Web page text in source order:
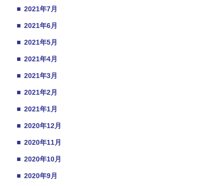
■ 2021年7月
■ 2021年6月
■ 2021年5月
■ 2021年4月
■ 2021年3月
■ 2021年2月
■ 2021年1月
■ 2020年12月
■ 2020年11月
■ 2020年10月
■ 2020年9月